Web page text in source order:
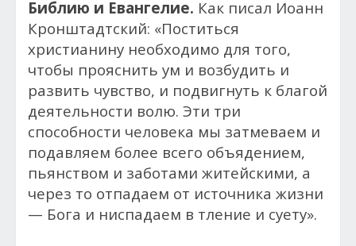
Библию и Евангелие. Как писал Иоанн
Кронштадтский: «Поститься
христианину необходимо для того,
чтобы прояснить ум и возбудить и
развить чувство, и подвигнуть к благой
деятельности волю. Эти три
способности человека мы затмеваем и
подавляем более всего объядением,
пьянством и заботами житейскими, а
через то отпадаем от источника жизни
— Бога и ниспадаем в тление и суету».